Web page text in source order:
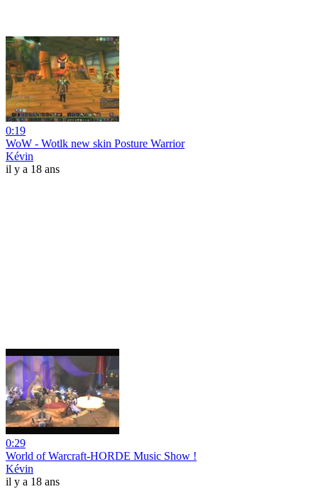
0:19
WoW - Wotlk new skin Posture Warrior
Kévin
il y a 18 ans
0:29
World of Warcraft-HORDE Music Show !
Kévin
il y a 18 ans